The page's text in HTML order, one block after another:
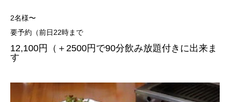
2名様〜
要予約（前日22時まで
12,100円（＋2500円で90分飲み放題付きに出来ま
す